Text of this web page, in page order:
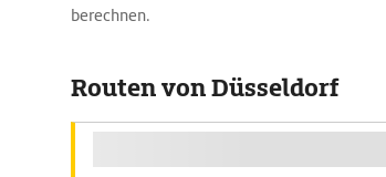
berechnen.
Routen von Düsseldorf